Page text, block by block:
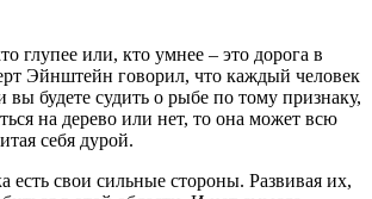
глупее или, кто умнее – это дорога в
Эйнштейн говорил, что каждый человек
вы будете судить о рыбе по тому признаку,
на дерево или нет, то она может всю
себя дурой.
есть свои сильные стороны. Развивая их,